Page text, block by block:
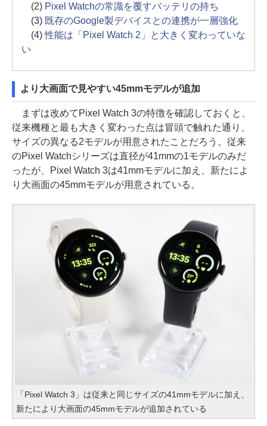
(2) Pixel Watchの常識を覆すバッテリの持ち
(3) 既存のGoogle製デバイスとの連携が一層強化
(4)性能は「Pixel Watch 2」と大きく変わっていな
い
より大画面で見やすい45mmモデルが追加
まずは改めてPixel Watch 3の特徴を確認しておくと、
従来機種と最も大きく変わった点は冒頭で触れた通り、
サイズの異なる2モデルが用意されたことだろう。従来
のPixel Watchシリーズは直径が41mmの1モデルのみだ
ったが、Pixel Watch 3は41mmモデルに加え、新たによ
り大画面の45mmモデルが用意されている。
「Pixel Watch 3」は従来と同じサイズの41mmモデルに加え、
新たにより大画面の45mmモデルが追加されている